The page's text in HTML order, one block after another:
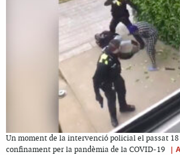
Un moment de la intervenció policial el passat
confinament per la pandèmia de la COVID-19
|